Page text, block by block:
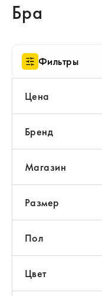
Бра
Фильтры
Цена
Бренд
Магазин
Размер
Пол
Цвет